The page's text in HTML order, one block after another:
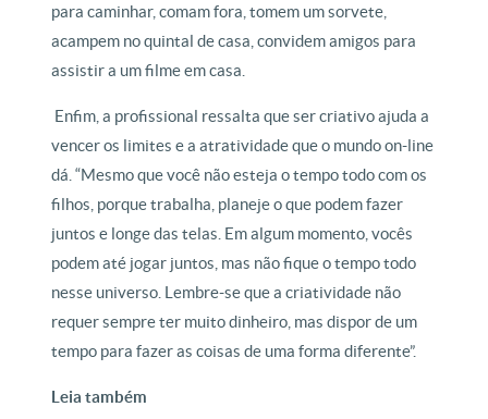
para caminhar, comam fora, tomem um sorvete,
acampem no quintal de casa, convidem amigos para
assistir a um filme em casa.
Enfim, a profissional ressalta que ser criativo ajuda a
vencer os limites e a atratividade que o mundo on-line
dá. “Mesmo que você não esteja o tempo todo com os
filhos, porque trabalha, planeje o que podem fazer
juntos e longe das telas. Em algum momento, vocês
podem até jogar juntos, mas não fique o tempo todo
nesse universo. Lembre-se que a criatividade não
requer sempre ter muito dinheiro, mas dispor de um
tempo para fazer as coisas de uma forma diferente”.
Leia também